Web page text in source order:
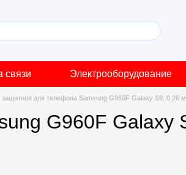
связи Электрооборудование
защитное для телефона Samsung G960F Galaxy S9, 0,26
G960F Galaxy